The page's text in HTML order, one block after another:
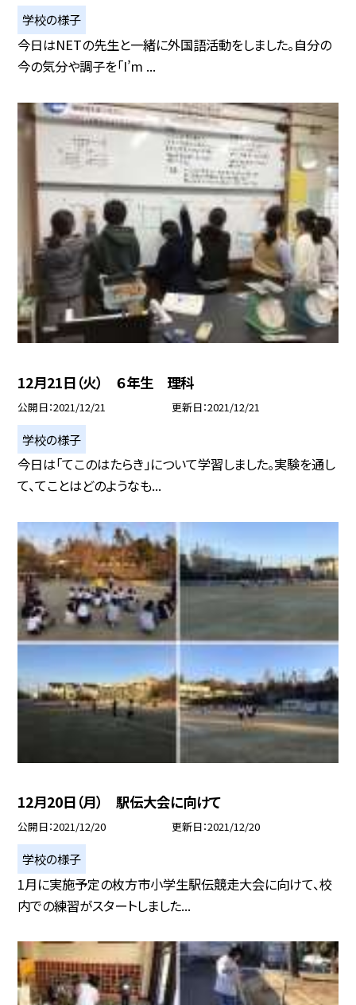
学校の様子
今日はNETの先生と一緒に外国語活動をしました。自分の
今の気分や調子を「I’m ...
12月21日（火） ６年生 理科
公開日 2021/12/21 更新日 2021/12/21
学校の様子
今日は「てこのはたらき」について学習しました。実験を通し
て、てことはどのようなも...
12月20日（月） 駅伝大会に向けて
公開日 2021/12/20 更新日 2021/12/20
学校の様子
1月に実施予定の枚方市小学生駅伝競走大会に向けて、校
内での練習がスタートしました...